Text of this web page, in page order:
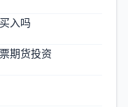
入吗
期货投资